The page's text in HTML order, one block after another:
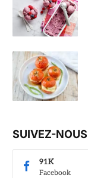
SUIVEZ-NOUS
Facebook
91K